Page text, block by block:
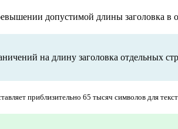
допустимой длины заголовка в
на длину заголовка отдельных
приблизительно 65 тысяч символов для